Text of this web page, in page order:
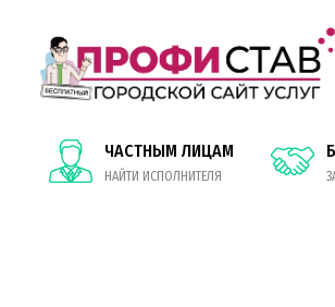
ЧАСТНЫМ ЛИЦАМ
НАЙТИ ИСПОЛНИТЕЛЯ